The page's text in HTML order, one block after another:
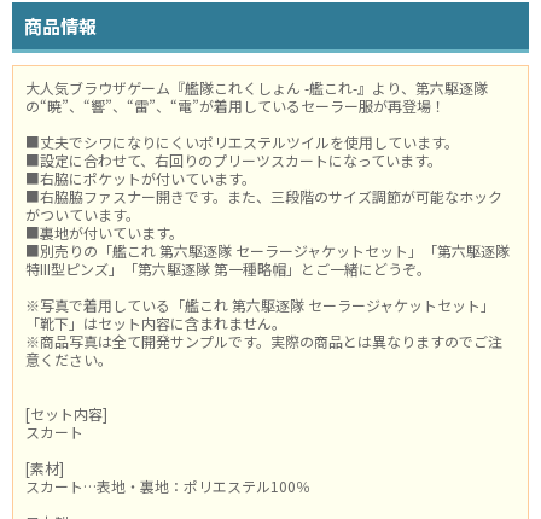
商品情報
大人気ブラウザゲーム『艦隊これくしょん -艦これ-』より、第六駆逐隊
の“暁”、“響”、“雷”、“電”が着用しているセーラー服が再登場！
■丈夫でシワになりにくいポリエステルツイルを使用しています。
■設定に合わせて、右回りのプリーツスカートになっています。
■右脇にポケットが付いています。
■右脇脇ファスナー開きです。また、三段階のサイズ調節が可能なホック
がついています。
■裏地が付いています。
■別売りの「艦これ 第六駆逐隊 セーラージャケットセット」「第六駆逐隊
特III型ピンズ」「第六駆逐隊 第一種略帽」とご一緒にどうぞ。
※写真で着用している「艦これ 第六駆逐隊 セーラージャケットセット」
「靴下」はセット内容に含まれません。
※商品写真は全て開発サンプルです。実際の商品とは異なりますのでご注
意ください。
[セット内容]
スカート
[素材]
スカート…表地・裏地：ポリエステル100％